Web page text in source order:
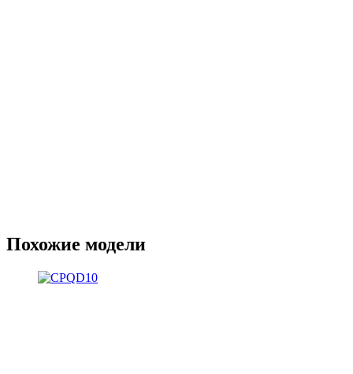
Похожие модели